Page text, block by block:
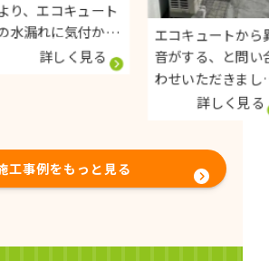
キュート
気付かれ
わせをいた
換さ
始め、使え
しまった
をいただ
詳しく見る
エコキュートから異
音がする、と問い合
わせいただきまし
部分（ファンモータ
ーや加圧ポンプ部）
た。 A様邸は徳島市
詳しく見る
工事例をもっと見る